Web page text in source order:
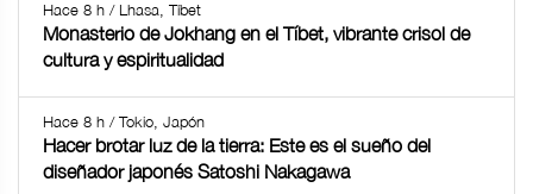
Hace 8 h / Lhasa, Tíbet
Monasterio de Jokhang en el Tíbet, vibrante crisol de
cultura y espiritualidad
Hace 8 h / Tokio, Japón
Hacer brotar luz de la tierra: Este es el sueño del
diseñador japonés Satoshi Nakagawa